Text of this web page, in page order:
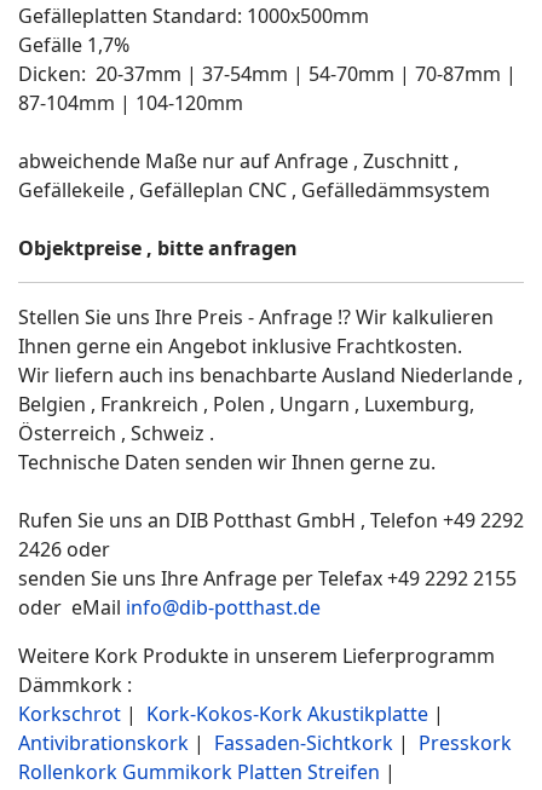
Gefälleplatten Standard: 1000x500mm
Gefälle 1,7%
Dicken: 20-37mm | 37-54mm | 54-70mm | 70-87mm |
87-104mm | 104-120mm
abweichende Maße nur auf Anfrage , Zuschnitt ,
Gefällekeile , Gefälleplan CNC , Gefälledämmsystem
Objektpreise , bitte anfragen
Stellen Sie uns Ihre Preis - Anfrage !? Wir kalkulieren
Ihnen gerne ein Angebot inklusive Frachtkosten.
Wir liefern auch ins benachbarte Ausland Niederlande ,
Belgien , Frankreich , Polen , Ungarn , Luxemburg,
Österreich , Schweiz .
Technische Daten senden wir Ihnen gerne zu.
Rufen Sie uns an DIB Potthast GmbH , Telefon +49 2292
2426 oder
senden Sie uns Ihre Anfrage per Telefax +49 2292 2155
oder eMail info@dib-potthast.de
Weitere Kork Produkte in unserem Lieferprogramm
Dämmkork :
Korkschrot | Kork-Kokos-Kork Akustikplatte |
Antivibrationskork | Fassaden-Sichtkork | Presskork
Rollenkork Gummikork Platten Streifen |